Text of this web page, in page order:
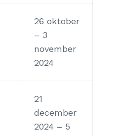
26 oktober
– 3
november
2024
21
december
2024 – 5